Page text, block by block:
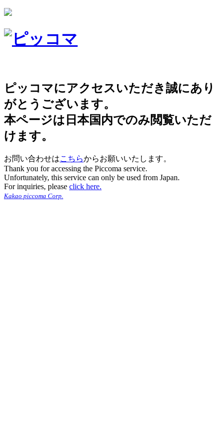
ピッコマにアクセスいただき誠にあり
がとうございます。
本ページは日本国内でのみ閲覧いただ
けます。
お問い合わせはこちらからお願いいたします。
Thank you for accessing the Piccoma service.
Unfortunately, this service can only be used from Japan.
For inquiries, please click here.
Kakao piccoma Corp.